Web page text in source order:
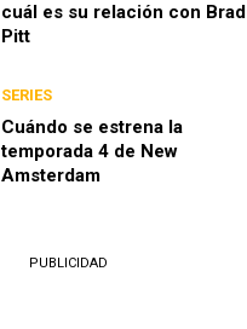
cuál es su relación con Brad
Pitt
SERIES
Cuándo se estrena la
temporada 4 de New
Amsterdam
PUBLICIDAD